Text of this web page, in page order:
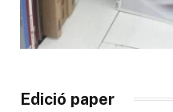
Edició paper